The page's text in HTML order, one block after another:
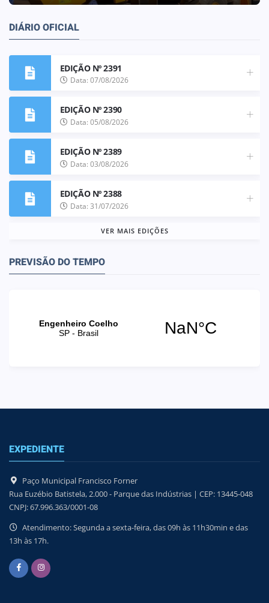
DIÁRIO OFICIAL
EDIÇÃO Nº 2391
Data: 07/08/2026
EDIÇÃO Nº 2390
Data: 05/08/2026
EDIÇÃO Nº 2389
Data: 03/08/2026
EDIÇÃO Nº 2388
Data: 31/07/2026
VER MAIS EDIÇÕES
PREVISÃO DO TEMPO
EXPEDIENTE
Paço Municipal Francisco Forner
Rua Euzébio Batistela, 2.000 - Parque das Indústrias | CEP: 13445-048
CNPJ: 67.996.363/0001-08
Atendimento: Segunda a sexta-feira, das 09h às 11h30min e das
13h às 17h.